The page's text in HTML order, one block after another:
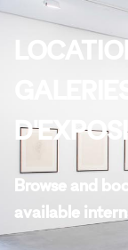
Browse and
available